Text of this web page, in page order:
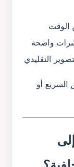
الوقت
واضحة
التقليدي
السريع أو